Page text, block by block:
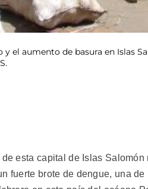
el aumento de basura en Islas
esta capital de Islas
fuerte brote de dengue, una